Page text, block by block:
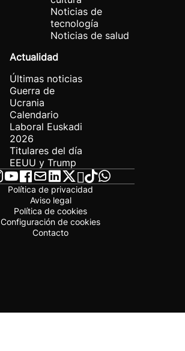
Noticias de
tecnología
Noticias de salud
Actualidad
Últimas noticias
Guerra de
Ucrania
Calendario
Laboral Euskadi
2026
Titulares del día
EEUU y Trump
Política de privacidad
Aviso legal
Política de cookies
Configuración de cookies
Contacto